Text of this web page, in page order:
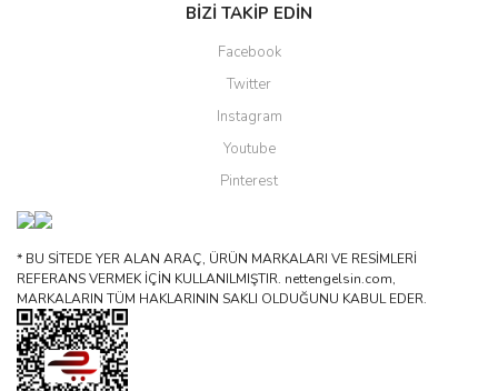
BİZİ TAKİP EDİN
Facebook
Twitter
Instagram
Youtube
Pinterest
* BU SİTEDE YER ALAN ARAÇ, ÜRÜN MARKALARI VE RESİMLERİ
REFERANS VERMEK İÇİN KULLANILMIŞTIR. nettengelsin.com,
MARKALARIN TÜM HAKLARININ SAKLI OLDUĞUNU KABUL EDER.